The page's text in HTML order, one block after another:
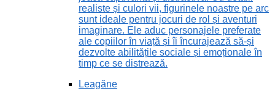
realiste și culori vii, figurinele noastre pe arc
sunt ideale pentru jocuri de rol și aventuri
imaginare. Ele aduc personajele preferate
ale copiilor în viață și îi încurajează să-și
dezvolte abilitățile sociale și emoționale în
timp ce se distrează.
Leagăne